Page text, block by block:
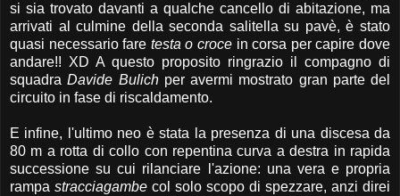
si sia trovato davanti a qualche cancello di abitazione, ma
arrivati al culmine della seconda salitella su pavè, è stato
quasi necessario fare testa o croce in corsa per capire dove
andare!! XD A questo proposito ringrazio il compagno di
squadraDavide Bulich per avermi mostrato gran parte del
circuito in fase di riscaldamento.
E infine, l'ultimo neo è stata la presenza di una discesa da
80 m a rotta di collo con repentina curva a destra in rapida
successione su cui rilanciare l'azione: una vera e propria
rampa stracciagambe col solo scopo di spezzare, anzi direi